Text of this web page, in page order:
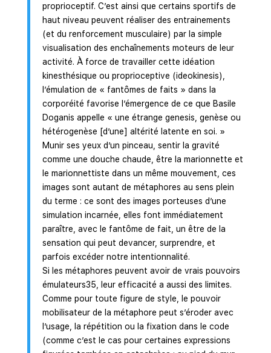
proprioceptif. C’est ainsi que certains sportifs de
haut niveau peuvent réaliser des entrainements
(et du renforcement musculaire) par la simple
visualisation des enchaînements moteurs de leur
activité. À force de travailler cette idéation
kinesthésique ou proprioceptive (ideokinesis),
l’émulation de « fantômes de faits » dans la
corporéité favorise l’émergence de ce que Basile
Doganis appelle « une étrange genesis, genèse ou
hétérogenèse [d’une] altérité latente en soi. »
Munir ses yeux d’un pinceau, sentir la gravité
comme une douche chaude, être la marionnette et
le marionnettiste dans un même mouvement, ces
images sont autant de métaphores au sens plein
du terme : ce sont des images porteuses d’une
simulation incarnée, elles font immédiatement
paraître, avec le fantôme de fait, un être de la
sensation qui peut devancer, surprendre, et
parfois excéder notre intentionnalité.
Si les métaphores peuvent avoir de vrais pouvoirs
émulateurs35, leur efficacité a aussi des limites.
Comme pour toute figure de style, le pouvoir
mobilisateur de la métaphore peut s’éroder avec
l’usage, la répétition ou la fixation dans le code
(comme c’est le cas pour certaines expressions